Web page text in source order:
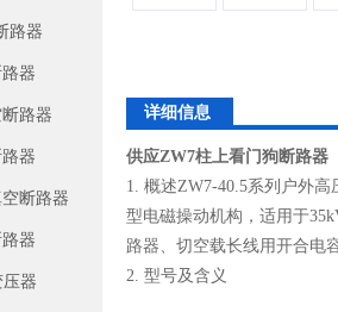
路器
器
路器
器
断路器
器
压器
详细信息
供应ZW7柱上看门狗断路器
1. 概述ZW7-40.5系列户外
型电磁操动机构，适用于
路器、切空载长线用开合电
2. 型号及含义